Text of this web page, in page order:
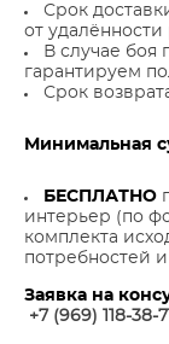
Срок
от удалённости
В случае боя
гарантируем
Срок
Минимальная
БЕСПЛАТНО
интерьер (по
комплекта
потребностей
Заявка на
+7 (969) 118-38-7